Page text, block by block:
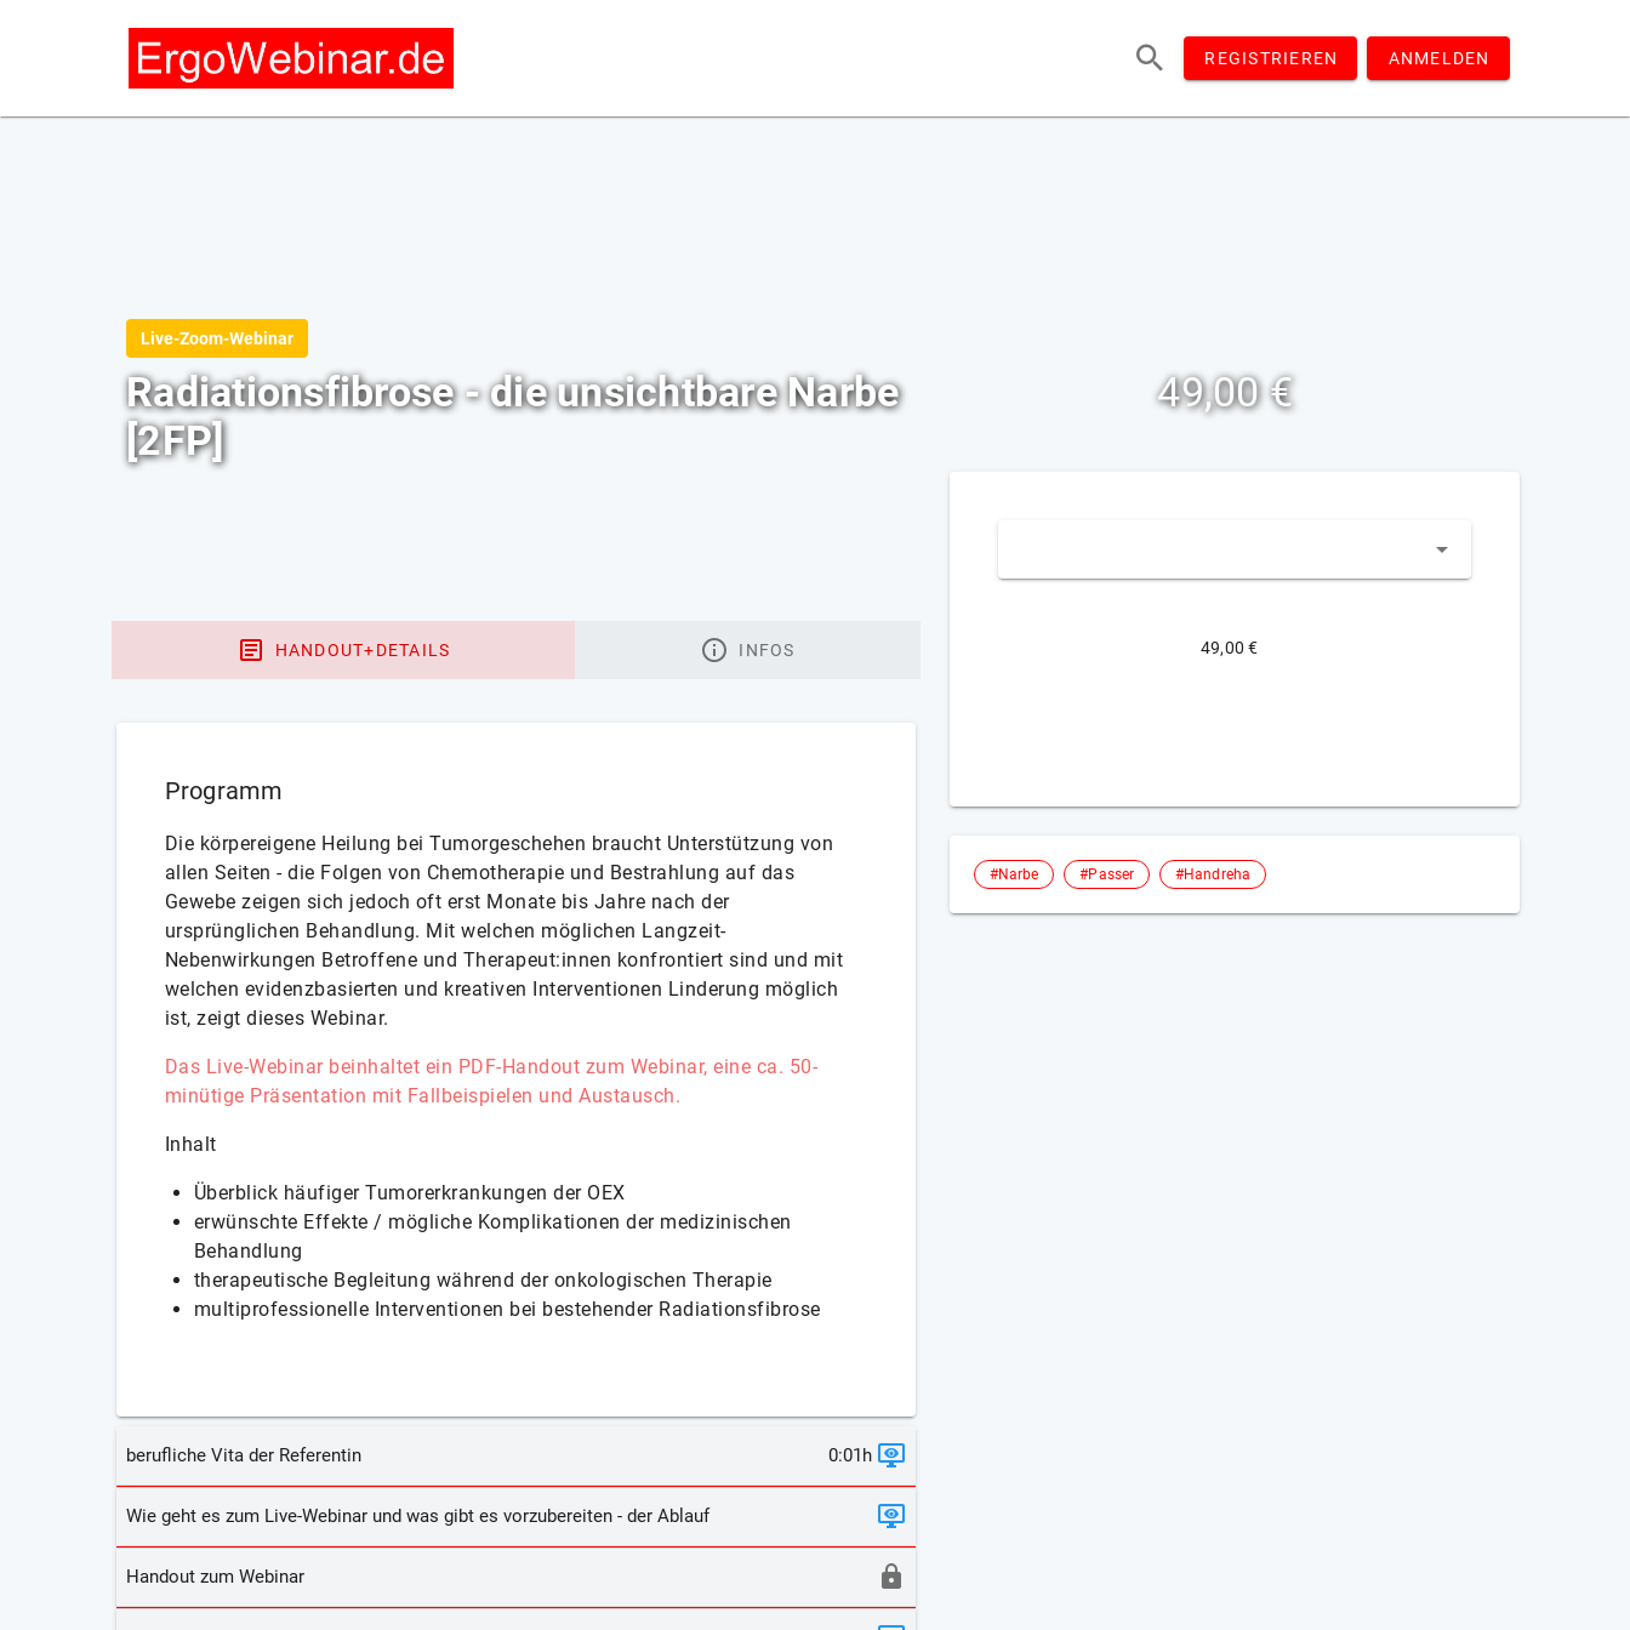
REGISTRIEREN ANMELDEN
Live-Zoom-Webinar
Radiationsfibrose - die unsichtbare Narbe
[2FP]
49,00 €
HANDOUT+DETAILS INFOS
Programm
Die körpereigene Heilung bei Tumorgeschehen braucht Unterstützung von
allen Seiten - die Folgen von Chemotherapie und Bestrahlung auf das
Gewebe zeigen sich jedoch oft erst Monate bis Jahre nach der
ursprünglichen Behandlung. Mit welchen möglichen Langzeit-
Nebenwirkungen Betroffene und Therapeut:innen konfrontiert sind und mit
welchen evidenzbasierten und kreativen Interventionen Linderung möglich
ist, zeigt dieses Webinar.
Das Live-Webinar beinhaltet ein PDF-Handout zum Webinar, eine ca. 50-
minütige Präsentation mit Fallbeispielen und Austausch.
Inhalt
Überblick häufiger Tumorerkrankungen der OEX
erwünschte Effekte / mögliche Komplikationen der medizinischen
Behandlung
therapeutische Begleitung während der onkologischen Therapie
multiprofessionelle Interventionen bei bestehender Radiationsfibrose
berufliche Vita der Referentin 0:01h
Wie geht es zum Live-Webinar und was gibt es vorzubereiten - der Ablauf
Handout zum Webinar
49,00 €
#Narbe #Passer #Handreha